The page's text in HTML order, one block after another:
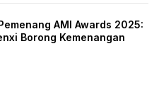
AMI Awards 2025:
Borong Kemenangan